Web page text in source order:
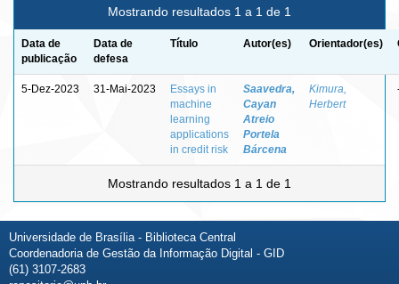
Mostrando resultados 1 a 1 de 1
Data de
publicação
Data de
defesa
Título Autor(es) Orientador(es)
5-Dez-2023 31-Mai-2023
Essays in
machine
learning
applications
in credit risk
Saavedra,
Cayan
Atreio
Portela
Bárcena
Kimura,
Herbert
Mostrando resultados 1 a 1 de 1
Universidade de Brasília - Biblioteca Central
Coordenadoria de Gestão da Informação Digital - GID
(61) 3107-2683